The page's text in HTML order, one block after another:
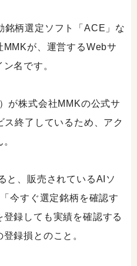
銘柄選定ソフト「ACE」な
が、運営するWebサ
名です。
が株式会社MMKの公式サ
終了しているため、アク
と、販売されているAIソ
今すぐ選定銘柄を確認す
録しても実績を確認する
録損とのこと。